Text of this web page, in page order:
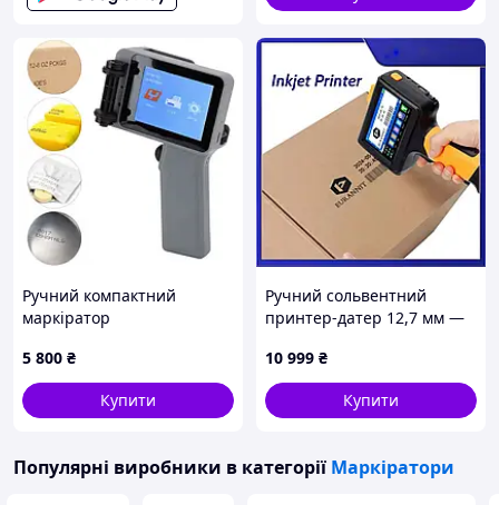
Ручний компактний
маркіратор
принтер-датувальник 12.7
мм, 600 dpi (Без
картриджу)
5 800 ₴
Купити
Ручний сольвентний
принтер-датер 12,7 мм —
для нанесення дати та
маркування
10 999 ₴
Купити
Популярні виробники в категорії Маркіратори